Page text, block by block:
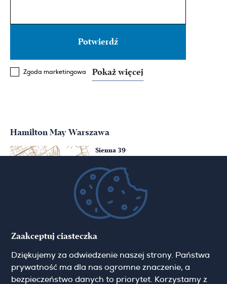
Zgoda marketingowa Pokaż więcej
Hamilton May Warszawa
Sienna 39
(+48) 22 428 16 15
warsaw@hamiltonmay.com
31-117 Krakow
(+48) 12 426 51 26
krakow@hamiltonmay.com
Zaakceptuj ciasteczka
Dziękujemy za odwiedzenie naszej strony. Państwa
prywatność ma dla nas ogromne znaczenie, a
bezpieczeństwo danych to priorytet. Korzystamy z